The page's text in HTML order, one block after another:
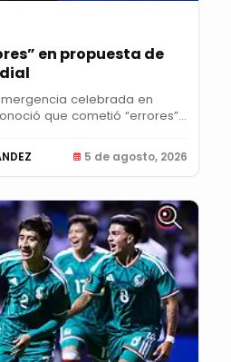
en propuesta de
celebrada en
que cometió “errores”
5 de agosto, 2026